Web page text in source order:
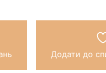
Додати до